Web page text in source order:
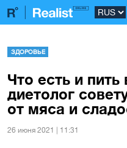
ЗДОРОВЬЕ
Что есть и пить
диетолог
от мяса и
26 июня 2021 | 11:31